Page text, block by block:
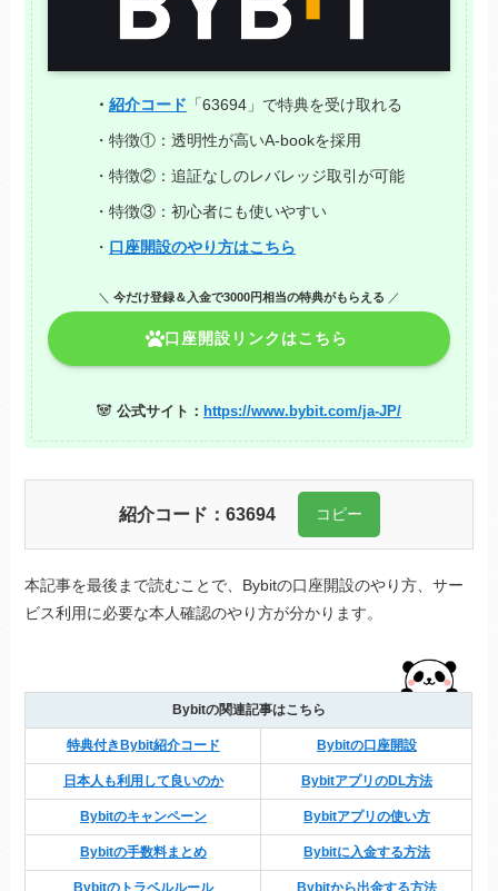
・ 紹介コード 「63694」で特典を受け取れる
・特徴①：透明性が高いA-bookを採用
・特徴②：追証なしのレバレッジ取引が可能
・特徴③：初心者にも使いやすい
・ 口座開設のやり方はこちら
＼ 今だけ登録＆入金で3000円相当の特典がもらえる ／
口座開設リンクはこちら
🐼 公式サイト： https://www.bybit.com/ja-JP/
紹介コード： 63694 コピー
本記事を最後まで読むことで、Bybitの口座開設のやり方、サー
ビス利用に必要な本人確認のやり方が分かります。
Bybitの関連記事はこちら
特典付きBybit紹介コード Bybitの口座開設
日本人も利用して良いのか BybitアプリのDL方法
Bybitのキャンペーン Bybitアプリの使い方
Bybitの手数料まとめ Bybitに入金する方法